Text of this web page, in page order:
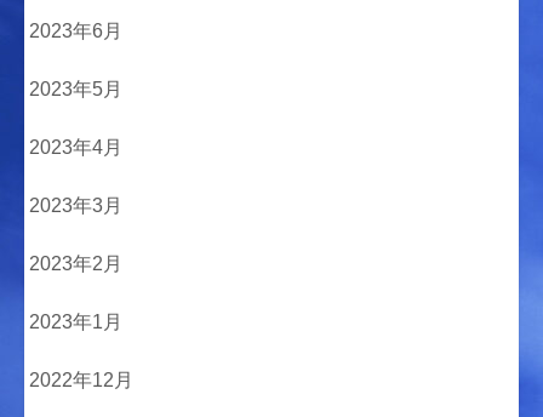
2023年6月
2023年5月
2023年4月
2023年3月
2023年2月
2023年1月
2022年12月